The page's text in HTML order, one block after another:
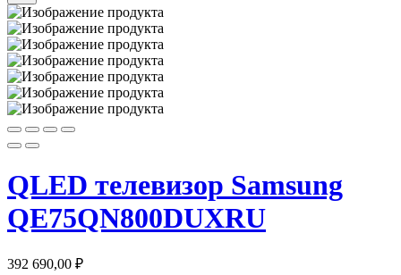
QLED телевизор Samsung
QE75QN800DUXRU
392 690,00 ₽